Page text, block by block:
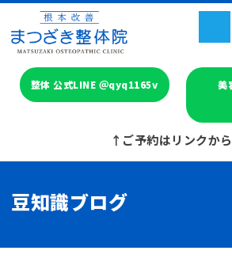
整体 公式LINE ＠qyq1165v
美
↑ご予約はリンクか
豆知識ブログ